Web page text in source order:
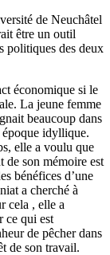
de Neuchâtel
être un outil
politiques des deux
économique si le
La jeune femme
beaucoup dans
époque idyllique.
elle a voulu que
de son mémoire est
bénéfices d’une
a cherché à
cela , elle a
ce qui est
de pêcher dans
de son travail.